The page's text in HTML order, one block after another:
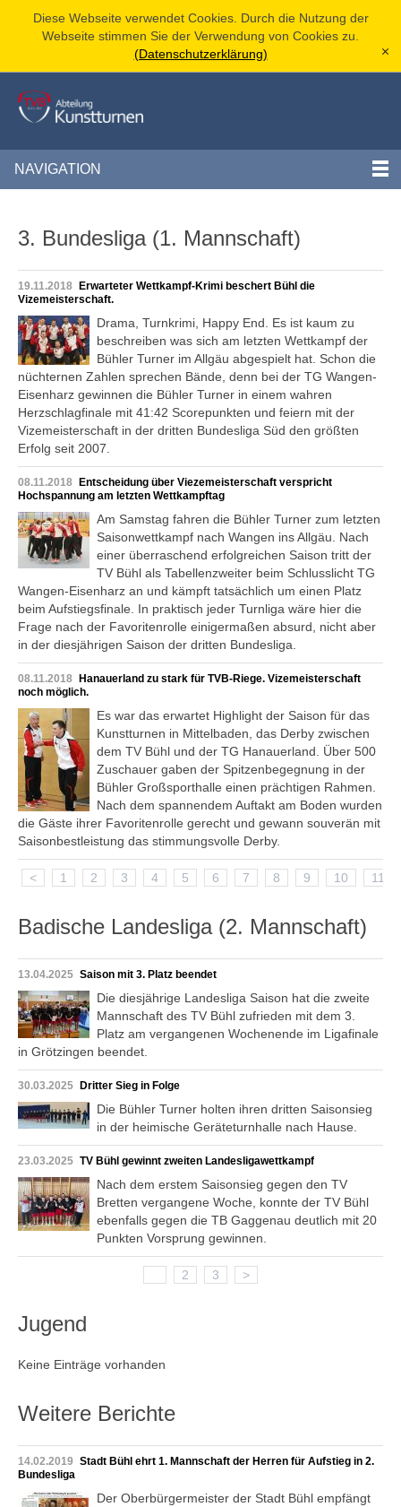
Diese Webseite verwendet Cookies. Durch die Nutzung der
Webseite stimmen Sie der Verwendung von Cookies zu.
(Datenschutzerklärung)
[x]
NAVIGATION
3. Bundesliga (1. Mannschaft)
19.11.2018
Erwarteter Wettkampf-Krimi beschert Bühl die
Vizemeisterschaft.
Drama, Turnkrimi, Happy End. Es ist kaum zu
beschreiben was sich am letzten Wettkampf der
Bühler Turner im Allgäu abgespielt hat. Schon die
nüchternen Zahlen sprechen Bände, denn bei der TG Wangen-
Eisenharz gewinnen die Bühler Turner in einem wahren
Herzschlagfinale mit 41:42 Scorepunkten und feiern mit der
Vizemeisterschaft in der dritten Bundesliga Süd den größten
Erfolg seit 2007.
08.11.2018
Entscheidung über Viezemeisterschaft verspricht
Hochspannung am letzten Wettkampftag
Am Samstag fahren die Bühler Turner zum letzten
Saisonwettkampf nach Wangen ins Allgäu. Nach
einer überraschend erfolgreichen Saison tritt der
TV Bühl als Tabellenzweiter beim Schlusslicht TG
Wangen-Eisenharz an und kämpft tatsächlich um einen Platz
beim Aufstiegsfinale. In praktisch jeder Turnliga wäre hier die
Frage nach der Favoritenrolle einigermaßen absurd, nicht aber
in der diesjährigen Saison der dritten Bundesliga.
08.11.2018
Hanauerland zu stark für TVB-Riege. Vizemeisterschaft
noch möglich.
Es war das erwartet Highlight der Saison für das
Kunstturnen in Mittelbaden, das Derby zwischen
dem TV Bühl und der TG Hanauerland. Über 500
Zuschauer gaben der Spitzenbegegnung in der
Bühler Großsporthalle einen prächtigen Rahmen.
Nach dem spannendem Auftakt am Boden wurden
die Gäste ihrer Favoritenrolle gerecht und gewann souverän mit
Saisonbestleistung das stimmungsvolle Derby.
< 1 2 3 4 5 6 7 8 9 10 11
Badische Landesliga (2. Mannschaft)
13.04.2025 Saison mit 3. Platz beendet
Die diesjährige Landesliga Saison hat die zweite
Mannschaft des TV Bühl zufrieden mit dem 3.
Platz am vergangenen Wochenende im Ligafinale
in Grötzingen beendet.
30.03.2025 Dritter Sieg in Folge
Die Bühler Turner holten ihren dritten Saisonsieg
in der heimische Geräteturnhalle nach Hause.
23.03.2025 TV Bühl gewinnt zweiten Landesligawettkampf
Nach dem erstem Saisonsieg gegen den TV
Bretten vergangene Woche, konnte der TV Bühl
ebenfalls gegen die TB Gaggenau deutlich mit 20
Punkten Vorsprung gewinnen.
2 3 >
Jugend
Keine Einträge vorhanden
Weitere Berichte
14.02.2019 Stadt Bühl ehrt 1. Mannschaft der Herren für Aufstieg in 2.
Bundesliga
Der Oberbürgermeister der Stadt Bühl empfängt